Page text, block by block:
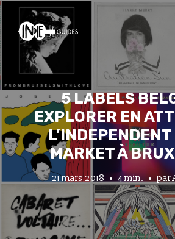
5 LABELS
EXPLORER EN
MARKET À
21 mars 2018 4 min. par